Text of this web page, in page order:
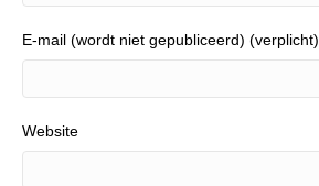
E-mail (wordt niet gepubliceerd) (verplicht)
Website